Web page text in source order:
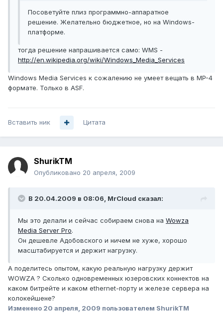
Посоветуйте плиз программно-аппаратное
решение. Желательно бюджетное, но на Windows-
платформе.
тогда решение напрашивается само: WMS -
http://en.wikipedia.org/wiki/Windows_Media_Services
Windows Media Services к сожалению не умеет вещать в MP-4
формате. Только в ASF.
Вставить ник Цитата
ShurikTM
Опубликовано 20 апреля, 2009
В 20.04.2009 в 08:06, MrCloud сказал:
Мы это делали и сейчас собираем снова на Wowza
Media Server Pro.
Он дешевле Адобовского и ничем не хуже, хорошо
масштабируется и держит нагрузку.
А поделитесь опытом, какую реальную нагрузку держит
WOWZA ? Сколько одновременных юзеровских коннектов на
каком битрейте и каком ethernet-порту и железе сервера на
колокейшене?
Изменено 20 апреля, 2009 пользователем ShurikTM